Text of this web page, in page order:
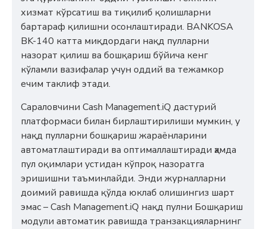
хизмат кўрсатиш ва тиқилиб қолишларни
бартараф қилишни осонлаштиради. BANKOSA
BK-140 катта миқдордаги нақд пулларни
назорат қилиш ва бошқариш бўйича кенг
кўламли вазифалар учун оддий ва тежамкор
ечим таклиф этади.
Сараловчини Cash Management.iQ дастурий
платформаси билан бирлаштирилиши мумкин, у
нақд пулларни бошқариш жараёнларини
автоматлаштиради ва оптималлаштиради ҳамда
пул оқимлари устидан кўпроқ назоратга
эришишни таъминлайди. Энди журналларни
доимий равишда қўлда юклаб олишингиз шарт
эмас – Cash Management.iQ нақд пулни Бошқариш
модули автоматик равишда транзакцияларнинг